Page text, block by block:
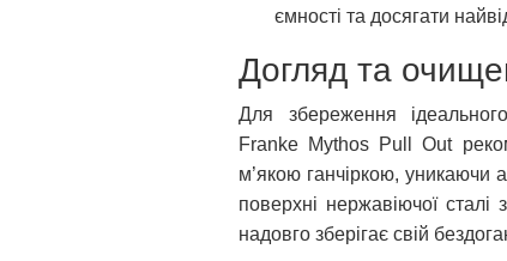
ємності та досягати
Догляд та
Для збереження
Franke Mythos Pull Out
м’якою ганчіркою, уникаючи
поверхні нержавіючої
надовго зберігає свій